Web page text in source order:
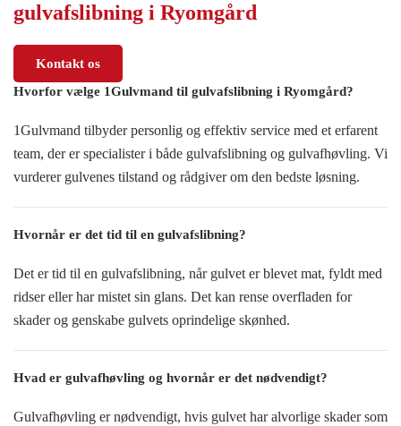
gulvafslibning i Ryomgård
Kontakt os
Hvorfor vælge 1Gulvmand til gulvafslibning i Ryomgård?
1Gulvmand tilbyder personlig og effektiv service med et erfarent
team, der er specialister i både gulvafslibning og gulvafhøvling. Vi
vurderer gulvenes tilstand og rådgiver om den bedste løsning.
Hvornår er det tid til en gulvafslibning?
Det er tid til en gulvafslibning, når gulvet er blevet mat, fyldt med
ridser eller har mistet sin glans. Det kan rense overfladen for
skader og genskabe gulvets oprindelige skønhed.
Hvad er gulvafhøvling og hvornår er det nødvendigt?
Gulvafhøvling er nødvendigt, hvis gulvet har alvorlige skader som